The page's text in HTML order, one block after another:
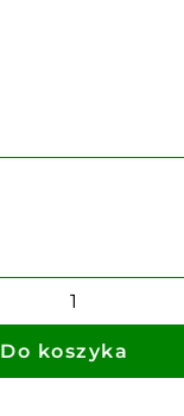
Do koszyka